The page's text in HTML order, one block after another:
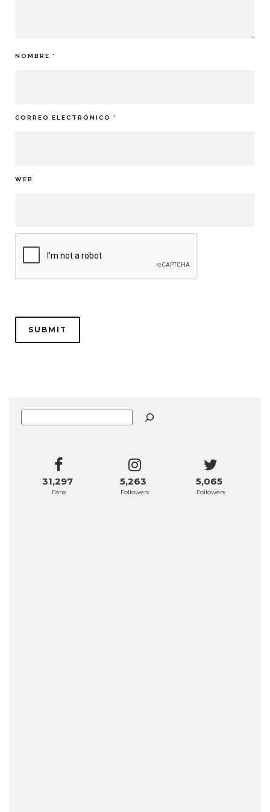
NOMBRE *
CORREO ELECTRÓNICO *
WEB
31,297
Fans
5,263
Followers
5,065
Followers